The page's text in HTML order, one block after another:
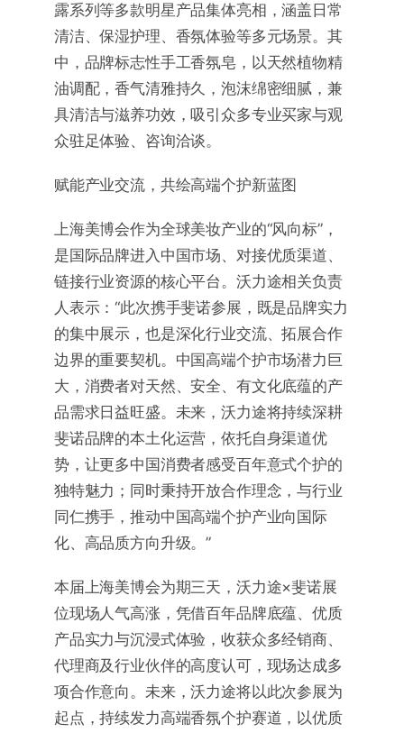
露系列等多款明星产品集体亮相，涵盖日常
清洁、保湿护理、香氛体验等多元场景。其
中，品牌标志性手工香氛皂，以天然植物精
油调配，香气清雅持久，泡沫绵密细腻，兼
具清洁与滋养功效，吸引众多专业买家与观
众驻足体验、咨询洽谈。
赋能产业交流，共绘高端个护新蓝图
上海美博会作为全球美妆产业的“风向标”，
是国际品牌进入中国市场、对接优质渠道、
链接行业资源的核心平台。沃力途相关负责
人表示：“此次携手斐诺参展，既是品牌实力
的集中展示，也是深化行业交流、拓展合作
边界的重要契机。中国高端个护市场潜力巨
大，消费者对天然、安全、有文化底蕴的产
品需求日益旺盛。未来，沃力途将持续深耕
斐诺品牌的本土化运营，依托自身渠道优
势，让更多中国消费者感受百年意式个护的
独特魅力；同时秉持开放合作理念，与行业
同仁携手，推动中国高端个护产业向国际
化、高品质方向升级。”
本届上海美博会为期三天，沃力途×斐诺展
位现场人气高涨，凭借百年品牌底蕴、优质
产品实力与沉浸式体验，收获众多经销商、
代理商及行业伙伴的高度认可，现场达成多
项合作意向。未来，沃力途将以此次参展为
起点，持续发力高端香氛个护赛道，以优质